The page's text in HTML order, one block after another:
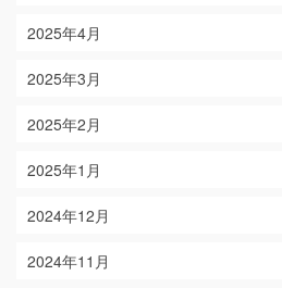
2025年4月
2025年3月
2025年2月
2025年1月
2024年12月
2024年11月